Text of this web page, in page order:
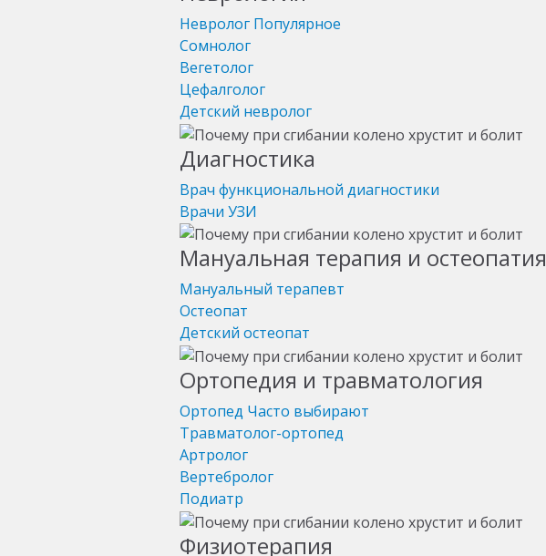
Невролог Популярное
Сомнолог
Вегетолог
Цефалголог
Детский невролог
Диагностика
Врач функциональной диагностики
Врачи УЗИ
Мануальная терапия и остеопатия
Мануальный терапевт
Остеопат
Детский остеопат
Ортопедия и травматология
Ортопед Часто выбирают
Травматолог-ортопед
Артролог
Вертебролог
Подиатр
Физиотерапия